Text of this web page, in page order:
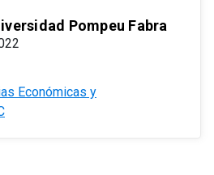
Pompeu Fabra
Económicas y